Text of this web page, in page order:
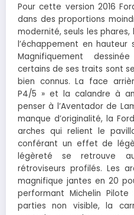
Pour cette version 2016
dans des proportions
modernité, seuls les
l’échappement en
Magnifiquement
certains de ses traits sont
bien connus. La face
P4/5 » et la calandre à
penser à l’Aventador de
manque d’originalité, la
arches qui relient le
conférant un effet de
légèreté se retrouve
rétroviseurs profilés. Les
magnifique jantes en 20
performant Michelin
parties non visible, la